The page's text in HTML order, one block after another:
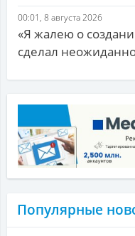
00:01, 8 августа 2026
«Я жалею о
сделал
Популярные